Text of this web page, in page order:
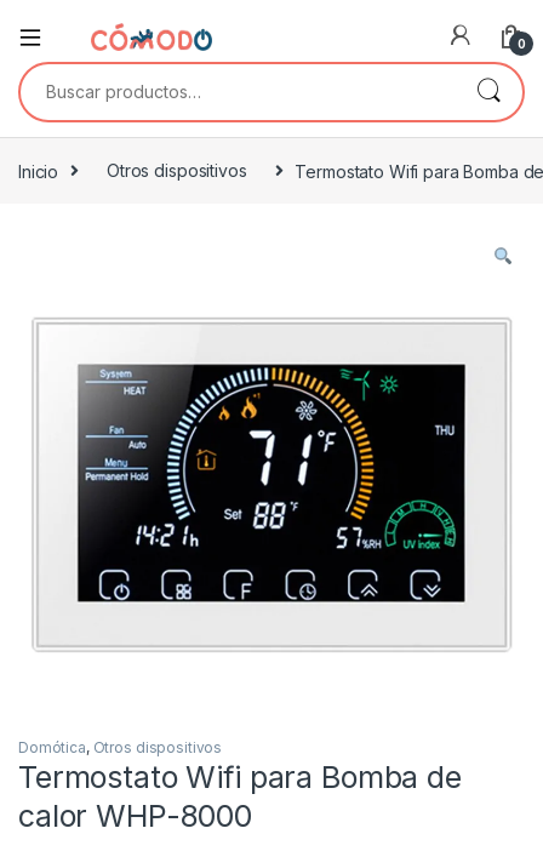
0
Buscar por:
Inicio Otros dispositivos Termostato Wifi para Bomba
Domótica, Otros dispositivos
Termostato Wifi para Bomba de
calor WHP-8000